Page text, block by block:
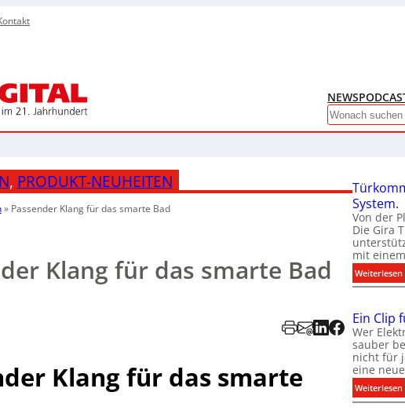
NEWS
Search
, PRODUKT-NEUHEITEN
» Passender Klang für das smarte Bad
Klang für das smarte Bad
Klang für das smarte
System.
Von der
Die Gira
mit
Weiterlesen:
r
u
Ein Clip
Wer
sauber
nicht für
eine
Weiterlesen: